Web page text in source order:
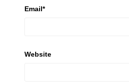
Email*
Website